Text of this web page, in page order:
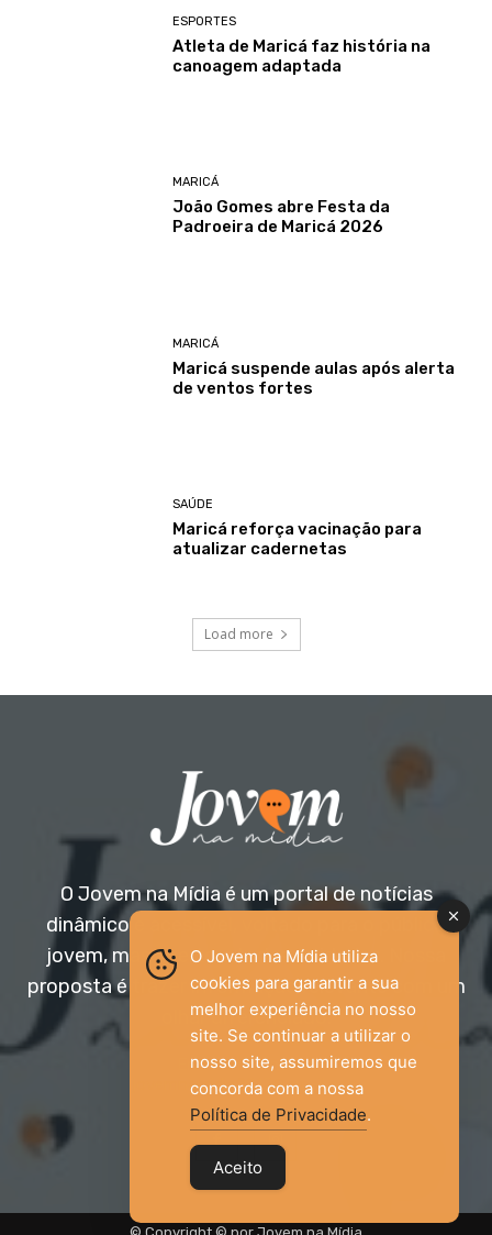
ESPORTES
Atleta de Maricá faz história na
canoagem adaptada
MARICÁ
João Gomes abre Festa da
Padroeira de Maricá 2026
MARICÁ
Maricá suspende aulas após alerta
de ventos fortes
SAÚDE
Maricá reforça vacinação para
atualizar cadernetas
Load more
O Jovem na Mídia é um portal de notícias
dinâmico e acessível, voltado para o público
jovem, mas aberto a todas as idades. Nossa
proposta é trazer informação relevante com um
olhar diferenciado.
Entre em contato:
jovemnamidia2017@gmail.com
O Jovem na Mídia utiliza
cookies para garantir a sua
melhor experiência no nosso
site. Se continuar a utilizar o
nosso site, assumiremos que
concorda com a nossa
Política de Privacidade.
Aceito